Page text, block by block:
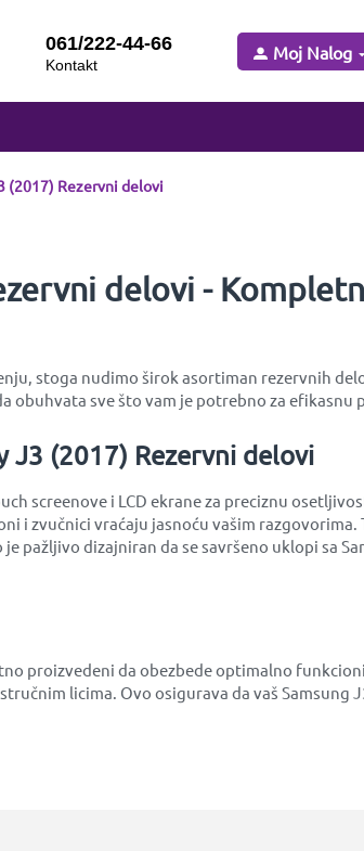
061/222-44-66
Kontakt
Moj Nalog
(2017) Rezervni delovi
delovi -
stoga nudimo širok asortiman rezervnih
obuhvata sve što vam je potrebno za
J3 (2017) Rezervni delovi
screenove i LCD ekrane za preciznu
i zvučnici vraćaju jasnoću vašim
dizajniran da se savršeno uklopi sa
proizvedeni da obezbede optimalno
licima. Ovo osigurava da vaš Samsung